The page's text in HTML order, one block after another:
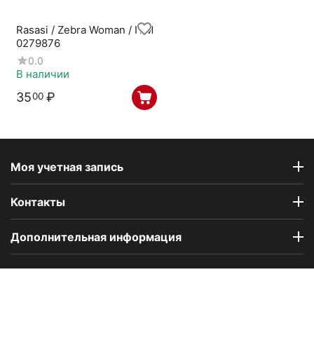
Rasasi / Zebra Woman / ITM
0279876
0.0
В наличии
3500 ₽
Моя учетная запись
Контакты
Дополнительная информация